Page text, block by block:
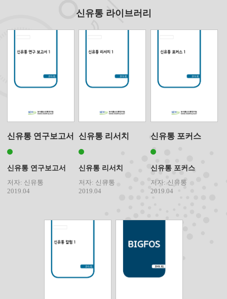
신유통 라이브러리
신유통 연구보고서
신유통 연구보고서
저자: 신유통
2019.04
신유통 리서치
신유통 리서치
저자: 신유통
2019.04
신유통 포커스
신유통 포커스
저자: 신유통
2019.04